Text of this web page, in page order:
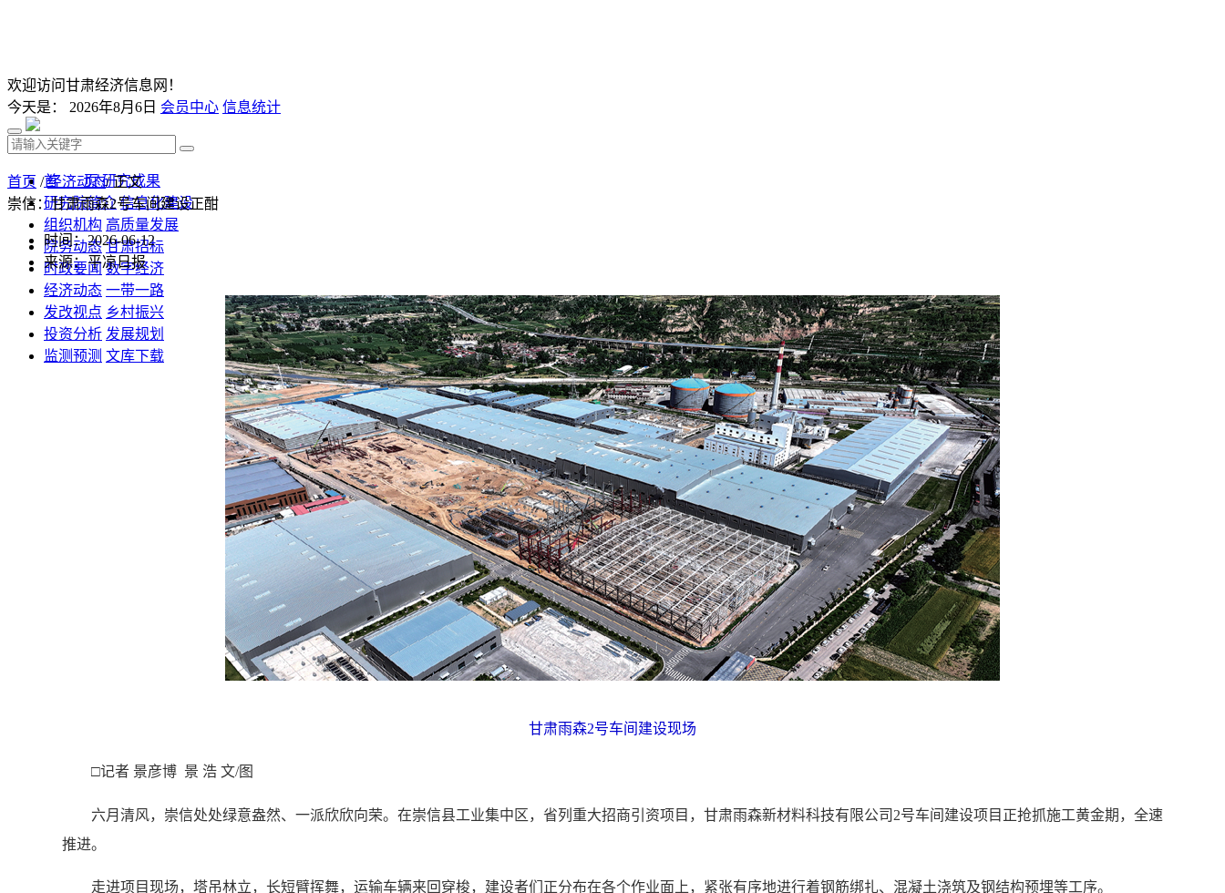
欢迎访问甘肃经济信息网！
今天是： 2026年8月6日 会员中心 信息统计
首 页 研究成果
研究院简介 信息化建设
组织机构 高质量发展
院务动态 甘肃招标
时政要闻 数字经济
经济动态 一带一路
发改视点 乡村振兴
投资分析 发展规划
监测预测 文库下载
首页 /经济动态/ 正文
崇信：甘肃雨森2号车间建设正酣
时间：2026-06-12
来源：平凉日报
甘肃雨森2号车间建设现场
□记者 景彦博 景 浩 文/图
六月清风，崇信处处绿意盎然、一派欣欣向荣。在崇信县工业集中区，省列重大招商引资项目，甘肃雨森新材料科技有限公司2号车间建设项目正抢抓施工黄金期，全速
推进。
走进项目现场，塔吊林立，长短臂挥舞，运输车辆来回穿梭，建设者们正分布在各个作业面上，紧张有序地进行着钢筋绑扎、混凝土浇筑及钢结构预埋等工序。